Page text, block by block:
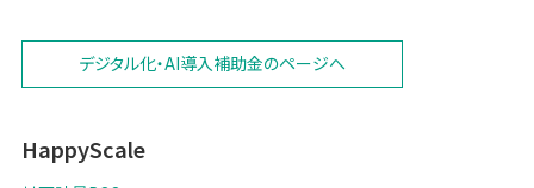
デジタル化・AI導入補助金のページへ
HappyScale